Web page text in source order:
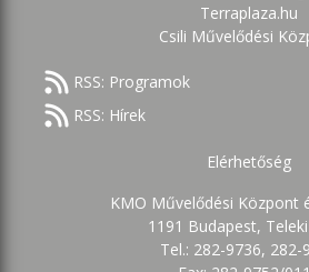
Terraplaza.hu
Csili Művelődési
RSS: Programok
RSS: Hírek
Elérhetőség
KMO Művelődési Központ
1191 Budapest,
Tel.: 282-9736, 282-